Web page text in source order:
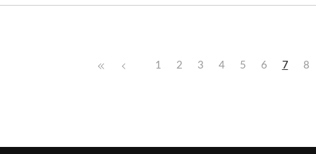
1 2 3 4 5 6 7 8